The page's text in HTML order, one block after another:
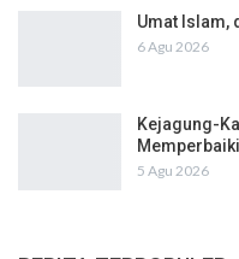
Umat Islam,
6 Agu 2026
Kejagung-
5 Agu 2026